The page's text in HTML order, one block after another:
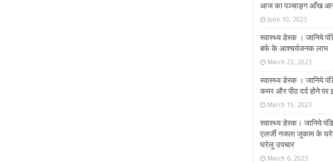
आज का पञ्चाङ्ग आँख
June 10, 2023
स्वास्थ्य डेस्क । जानिये
बर्फ के आश्चर्यजनक लाभ
March 22, 2023
स्वास्थ्य डेस्क । जानिये
कमर और पीठ दर्द होने
March 15, 2023
स्वास्थ्य डेस्क। जानिये
एलर्जी नजला जुकाम के
घरेलू उपचार
March 6, 2023